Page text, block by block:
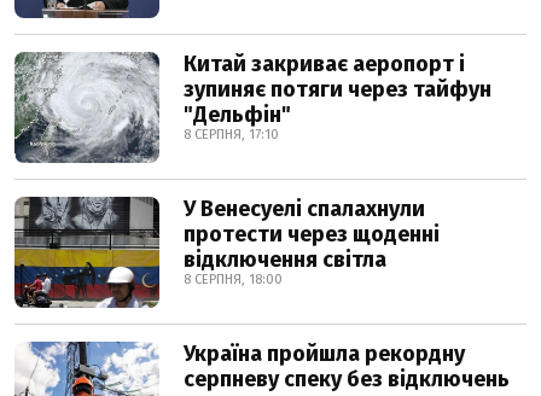
Китай закриває аеропорт і
зупиняє потяги через тайфун
"Дельфін"
8 СЕРПНЯ, 17:10
У Венесуелі спалахнули
протести через щоденні
відключення світла
8 СЕРПНЯ, 18:00
Україна пройшла рекордну
серпневу спеку без відключень